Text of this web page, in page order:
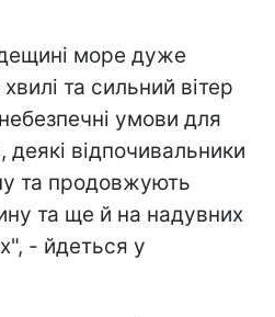
море дуже
та сильний вітер
умови для
відпочивальники
та продовжують
та ще й на надувних
- йдеться у